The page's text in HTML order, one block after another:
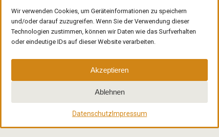
Wir verwenden Cookies, um Geräteinformationen zu speichern
und/oder darauf zuzugreifen. Wenn Sie der Verwendung dieser
Technologien zustimmen, können wir Daten wie das Surfverhalten
oder eindeutige IDs auf dieser Website verarbeiten.
Akzeptieren
Ablehnen
Datenschutz Impressum